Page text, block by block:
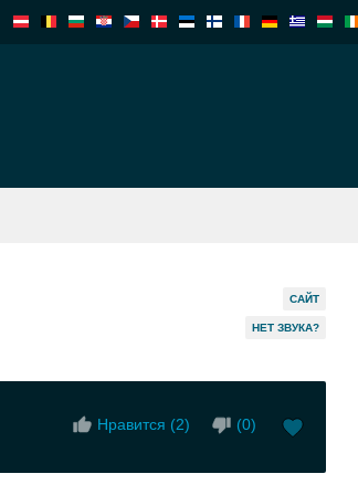
САЙТ
HЕТ ЗВУКА?
Нравится (2) (0)